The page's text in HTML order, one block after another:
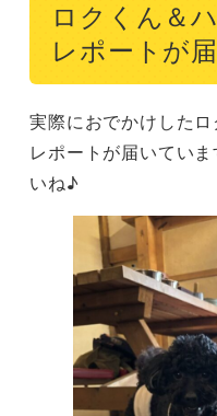
ロクくん＆
レポートが
実際におでかけした
レポートが届いてい
いね♪